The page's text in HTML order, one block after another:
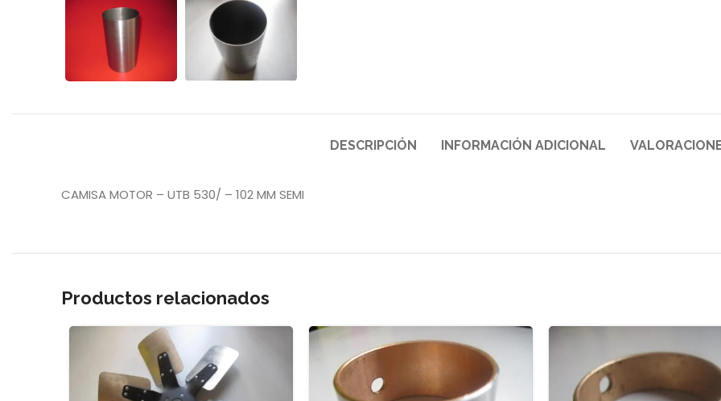
DESCRIPCIÓN INFORMACIÓN ADICIONAL
CAMISA MOTOR – UTB 530/ – 102 MM SEMI
Productos relacionados